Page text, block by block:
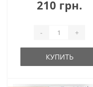
210 грн.
- +
КУПИТЬ